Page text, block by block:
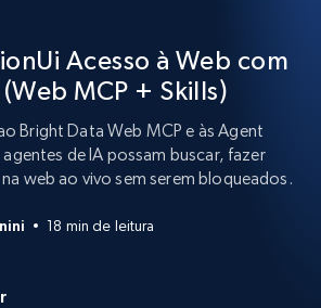
Acesso à Web com
MCP + Skills)
Bright Data Web MCP e às Agent
agentes de IA possam buscar, fazer
web ao vivo sem serem bloqueados.
18 min de leitura